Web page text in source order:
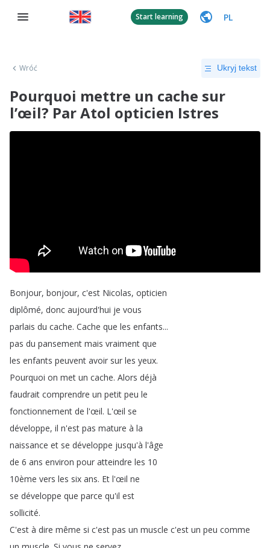
Start learning PL
Wróć Ukryj tekst
Pourquoi mettre un cache sur
l’œil? Par Atol opticien Istres
Bonjour, bonjour, c'est Nicolas, opticien
diplômé, donc aujourd'hui je vous
parlais du cache. Cache que les enfants...
pas du pansement mais vraiment que
les enfants peuvent avoir sur les yeux.
Pourquoi on met un cache. Alors déjà
faudrait comprendre un petit peu le
fonctionnement de l'œil. L'œil se
développe, il n'est pas mature à la
naissance et se développe jusqu'à l'âge
de 6 ans environ pour atteindre les 10
10ème vers les six ans. Et l'œil ne
se développe que parce qu'il est
sollicité.
C'est à dire même si c'est pas un muscle c'est un peu comme